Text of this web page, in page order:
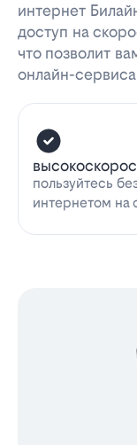
интернет
доступ на
что позволит
онлайн-
пользуйтесь
интернетом на